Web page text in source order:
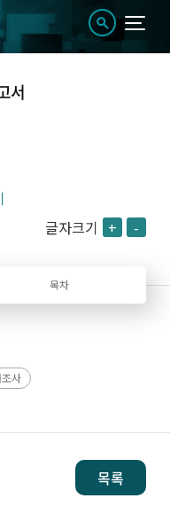
서
글자크기 + -
목차
사
목록